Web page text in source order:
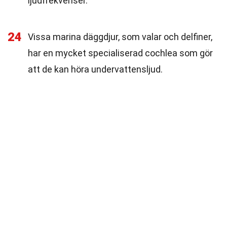
24
Vissa marina däggdjur, som valar och delfiner,
har en mycket specialiserad cochlea som gör
att de kan höra undervattensljud.